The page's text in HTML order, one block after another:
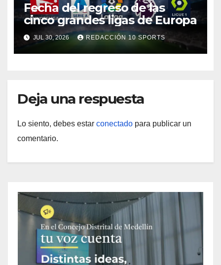
Fecha del regreso de las
cinco grandes ligas de Europa
JUL 30, 2026 REDACCIÓN 10 SPORTS
Deja una respuesta
Lo siento, debes estar conectado para publicar un
comentario.